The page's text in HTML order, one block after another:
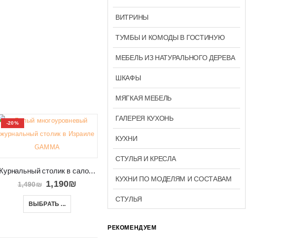
-20%
Журнальный столик в салон с ящиком GAMMA
1,490₪ 1,190₪
ВЫБРАТЬ ...
ВИТРИНЫ
ТУМБЫ И КОМОДЫ В ГОСТИНУЮ
МЕБЕЛЬ ИЗ НАТУРАЛЬНОГО ДЕРЕВА
ШКАФЫ
МЯГКАЯ МЕБЕЛЬ
ГАЛЕРЕЯ КУХОНЬ
КУХНИ
СТУЛЬЯ И КРЕСЛА
КУХНИ ПО МОДЕЛЯМ И СОСТАВАМ
СТУЛЬЯ
РЕКОМЕНДУЕМ